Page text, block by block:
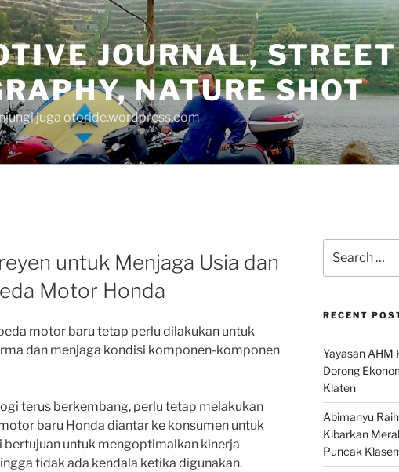
JOURNAL, STREET
NATURE SHOT
juga otoride.wordpress.com
untuk Menjaga Usia dan
Motor Honda
motor baru tetap perlu dilakukan untuk
dan menjaga kondisi komponen-komponen
terus berkembang, perlu tetap melakukan
baru Honda diantar ke konsumen untuk
bertujuan untuk mengoptimalkan kinerja
tidak ada kendala ketika digunakan.
for:
RECENT
Yayasan AHM
Dorong
Klaten
Abimanyu
Kibarkan
Puncak